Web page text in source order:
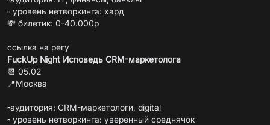
▫️ уровень нетворкинга: хард
💸 билетик: 0-40.000р
ссылка на регу
FuckUp Night Исповедь CRM-маркетолога
📆 05.02
📍Москва
▫️аудитория: CRM-маркетологи, digital
▫️ уровень нетворкинга: уверенный среднячок